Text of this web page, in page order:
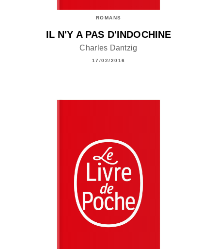
ROMANS
IL N'Y A PAS D'INDOCHINE
Charles Dantzig
17/02/2016